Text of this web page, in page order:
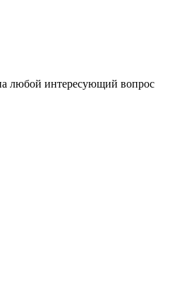
любой интересующий вопрос